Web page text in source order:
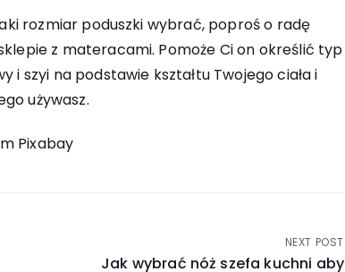
rozmiar poduszki wybrać, poproś o radę
z materacami. Pomoże Ci on określić typ
i szyi na podstawie kształtu Twojego ciała i
używasz.
Pixabay
NEXT POST
Jak wybrać nóż szefa kuchni aby